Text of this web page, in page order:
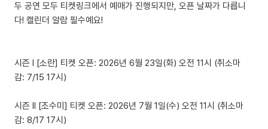
두 공연 모두 티켓링크에서 예매가 진행되지만, 오픈 날짜가 다릅니
다! 캘린더 알람 필수예요!
시즌 I [소란] 티켓 오픈: 2026년 6월 23일(화) 오전 11시 (취소마
감: 7/15 17시)
시즌 II [조수미] 티켓 오픈: 2026년 7월 1일(수) 오전 11시 (취소마
감: 8/17 17시)